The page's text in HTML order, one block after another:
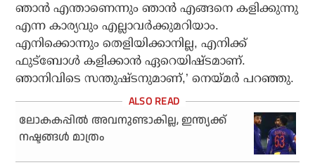
ഞാന്‍ എന്താണെന്നും ഞാന്‍ എങ്ങനെ കളിക്കുന്നു
എന്ന കാര്യവും എല്ലാവര്‍ക്കുമറിയാം.
എനിക്കൊന്നും തെളിയിക്കാനില്ല, എനിക്ക്
ഫുട്ബോള്‍ കളിക്കാന്‍ ഏറെയിഷ്ടമാണ്.
ഞാനിവിടെ സന്തുഷ്ടനുമാണ്,’ നെയ്മര്‍ പറഞ്ഞു.
ലോകകപ്പില്‍ അവനുണ്ടാകില്ല, ഇന്ത്യക്ക്
നഷ്ടങ്ങള്‍ മാത്രം